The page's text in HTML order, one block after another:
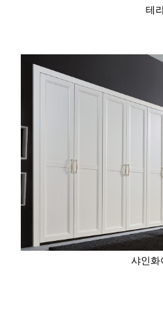
테
샤인화